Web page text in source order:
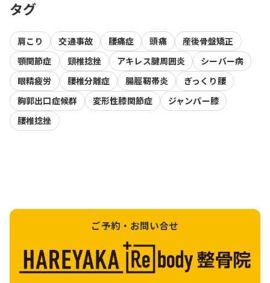
タグ
肩こり 交通事故 腰痛症 頭痛
産後骨盤矯正
顎関節症
頸椎捻挫 アキレス腱周囲炎
シーバー病
眼精疲労
腰椎分離症 腸脛靭帯炎
ぎっくり腰
胸郭出口症候群
変形性膝関節症
ジャンパー膝
腰椎捻挫
ご予約・お問い合せ